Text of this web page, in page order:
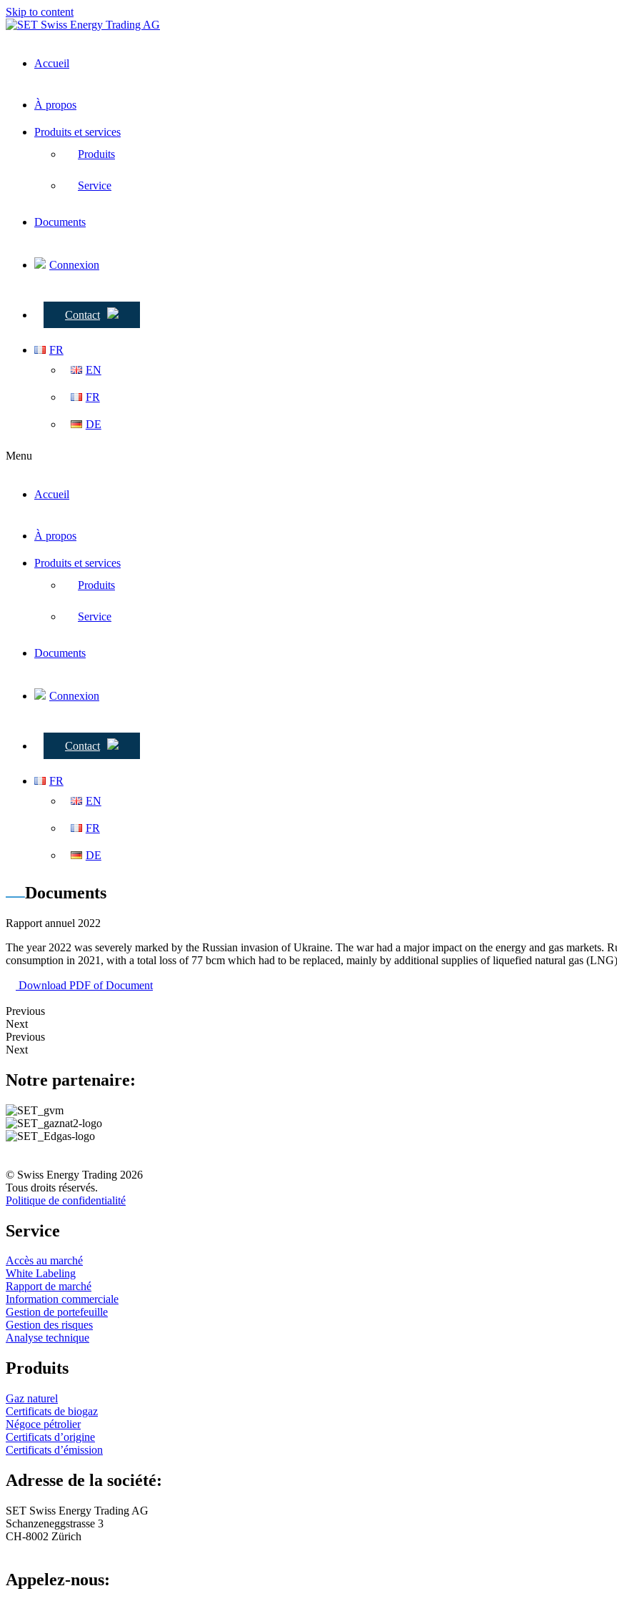
Skip to content
Accueil
À propos
Produits et services
Produits
Service
Documents
Connexion
Contact
FR
EN
FR
DE
Menu
Accueil
À propos
Produits et services
Produits
Service
Documents
Connexion
Contact
FR
EN
FR
DE
Documents
Rapport annuel 2022
The year 2022 was severely marked by the Russian invasion of Ukraine. The war had a major impact on the energy and gas markets.
consumption in 2021, with a total loss of 77 bcm which had to be replaced, mainly by additional supplies of liquefied natural gas
Download PDF of Document
Previous
Next
Previous
Next
Notre partenaire:
© Swiss Energy Trading 2026
Tous droits réservés.
Politique de confidentialité
Service
Accès au marché
White Labeling
Rapport de marché
Information commerciale
Gestion de portefeuille
Gestion des risques
Analyse technique
Produits
Gaz naturel
Certificats de biogaz
Négoce pétrolier
Certificats d’origine
Certificats d’émission
Adresse de la société:
SET Swiss Energy Trading AG
Schanzeneggstrasse 3
CH-8002 Zürich
Appelez-nous: